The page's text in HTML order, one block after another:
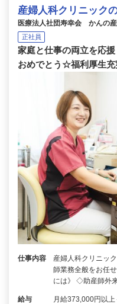
産婦人科クリニック
医療法人社団寿幸会 かんの
正社員
家庭と仕事の両立を応
おめでとう☆福利厚生
仕事内容
産婦人科クリニッ
師業務全般をお任
には》 ◇助産師外
給与 月給373,000円以上